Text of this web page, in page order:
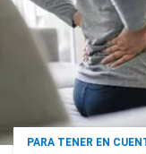
PARA TENER EN